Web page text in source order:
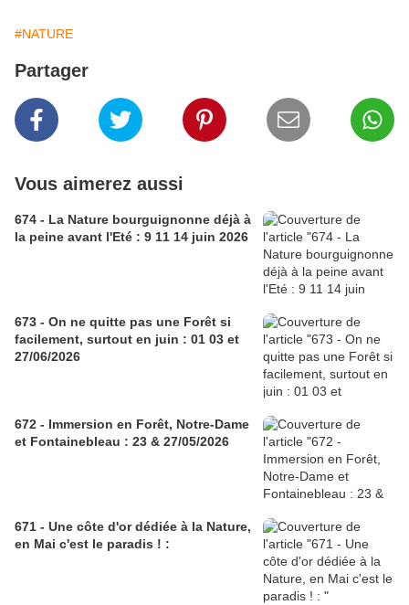
#NATURE
Partager
Vous aimerez aussi
674 - La Nature bourguignonne déjà à
la peine avant l'Eté : 9 11 14 juin 2026
673 - On ne quitte pas une Forêt si
facilement, surtout en juin : 01 03 et
27/06/2026
672 - Immersion en Forêt, Notre-Dame
et Fontainebleau : 23 & 27/05/2026
671 - Une côte d'or dédiée à la Nature,
en Mai c'est le paradis ! :